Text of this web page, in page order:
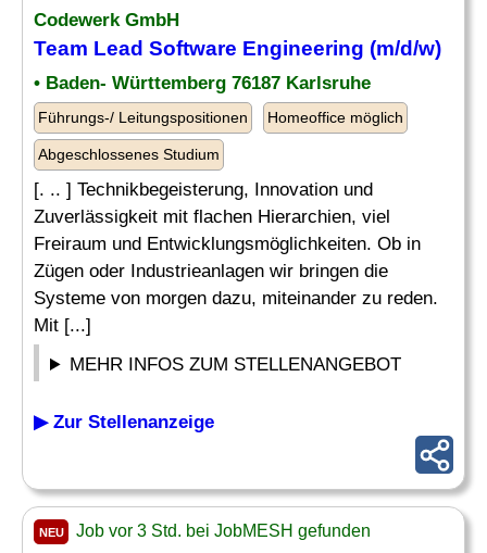
Codewerk GmbH
Team Lead Software Engineering (m/d/w)
• Baden- Württemberg 76187 Karlsruhe
Führungs-/ Leitungspositionen Homeoffice möglich
Abgeschlossenes Studium
[. .. ] Technikbegeisterung, Innovation und
Zuverlässigkeit mit flachen Hierarchien, viel
Freiraum und Entwicklungsmöglichkeiten. Ob in
Zügen oder Industrieanlagen wir bringen die
Systeme von morgen dazu, miteinander zu reden.
Mit [...]
MEHR INFOS ZUM STELLENANGEBOT
▶ Zur Stellenanzeige
NEU Job vor 3 Std. bei JobMESH gefunden